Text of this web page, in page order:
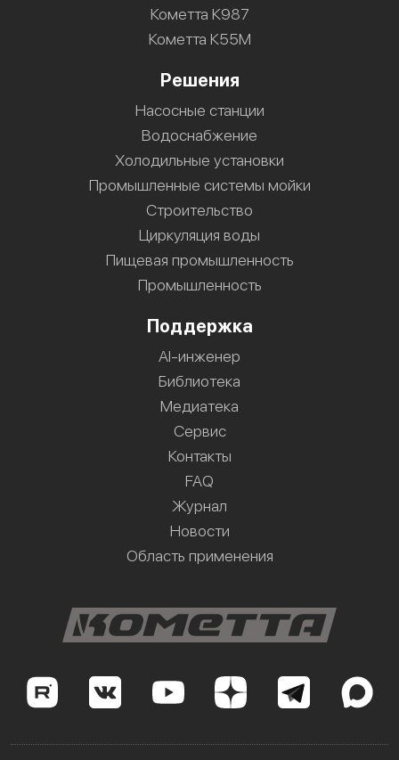
Кометта К987
Кометта К55М
Решения
Насосные станции
Водоснабжение
Холодильные установки
Промышленные системы мойки
Строительство
Циркуляция воды
Пищевая промышленность
Промышленность
Поддержка
AI-инженер
Библиотека
Медиатека
Сервис
Контакты
FAQ
Журнал
Новости
Область применения